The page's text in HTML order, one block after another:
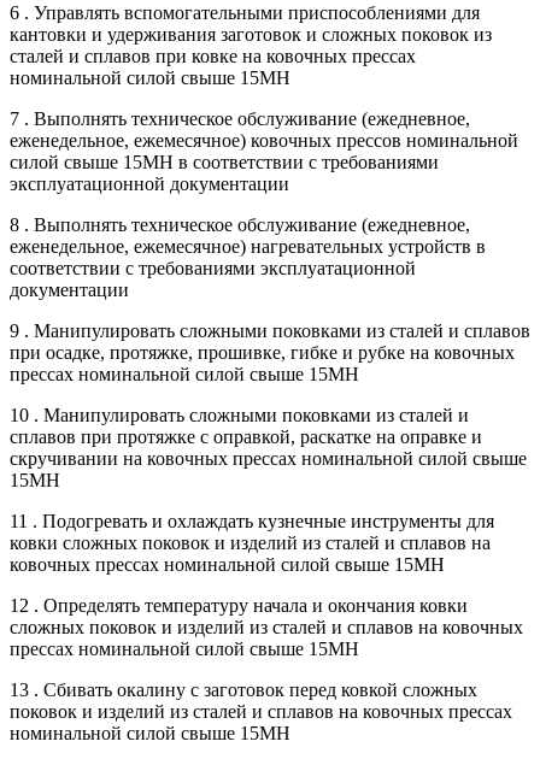
6 . Управлять вспомогательными приспособлениями для
кантовки и удерживания заготовок и сложных поковок из
сталей и сплавов при ковке на ковочных прессах
номинальной силой свыше 15МН
7 . Выполнять техническое обслуживание (ежедневное,
еженедельное, ежемесячное) ковочных прессов номинальной
силой свыше 15МН в соответствии с требованиями
эксплуатационной документации
8 . Выполнять техническое обслуживание (ежедневное,
еженедельное, ежемесячное) нагревательных устройств в
соответствии с требованиями эксплуатационной
документации
9 . Манипулировать сложными поковками из сталей и сплавов
при осадке, протяжке, прошивке, гибке и рубке на ковочных
прессах номинальной силой свыше 15МН
10 . Манипулировать сложными поковками из сталей и
сплавов при протяжке с оправкой, раскатке на оправке и
скручивании на ковочных прессах номинальной силой свыше
15МН
11 . Подогревать и охлаждать кузнечные инструменты для
ковки сложных поковок и изделий из сталей и сплавов на
ковочных прессах номинальной силой свыше 15МН
12 . Определять температуру начала и окончания ковки
сложных поковок и изделий из сталей и сплавов на ковочных
прессах номинальной силой свыше 15МН
13 . Сбивать окалину с заготовок перед ковкой сложных
поковок и изделий из сталей и сплавов на ковочных прессах
номинальной силой свыше 15МН